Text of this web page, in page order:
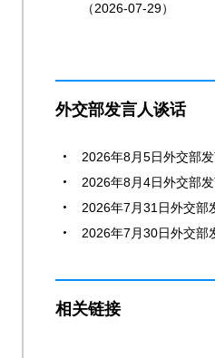
（2026-07-29）
外交部发言人谈话
2026年8月5日外交部
2026年8月4日外交部
2026年7月31日外交部
2026年7月30日外交部
相关链接